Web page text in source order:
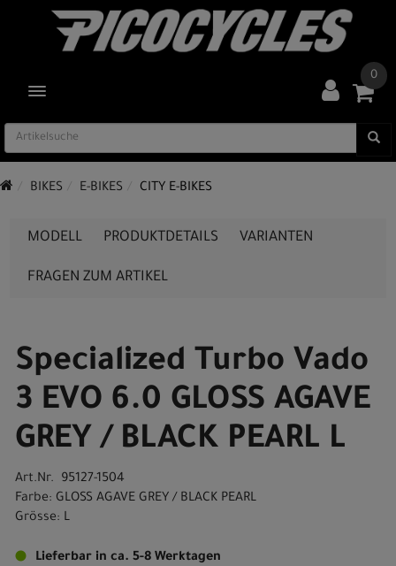
TOGGLE NAVIGATION
0
BIKES E-BIKES CITY E-BIKES
MODELL PRODUKTDETAILS VARIANTEN
FRAGEN ZUM ARTIKEL
Specialized Turbo Vado
3 EVO 6.0 GLOSS AGAVE
GREY / BLACK PEARL L
Art.Nr. 95127-1504
Farbe: GLOSS AGAVE GREY / BLACK PEARL
Grösse: L
Lieferbar in ca. 5-8 Werktagen